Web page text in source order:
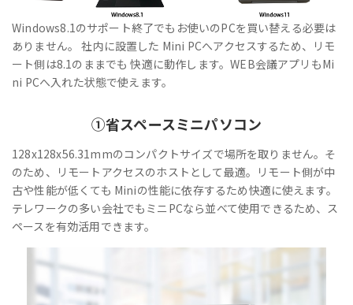
Windows8.1のサポート終了でもお使いのPCを買い替える必要は
ありません。 社内に設置した Mini PCへアクセスするため、リモ
ート側は8.1のままでも 快適に動作します。WEB会議アプリもMi
ni PCへ入れた状態で使えます。
①省スペースミニパソコン
128x128x56.31mmのコンパクトサイズで場所を取りません。そ
のため、リモートアクセスのホストとして最適。リモート側が中
古や性能が低くても Miniの性能に依存するため快適に使えます。
テレワークの多い会社でもミニPCなら並べて使用できるため、ス
ペースを有効活用できます。